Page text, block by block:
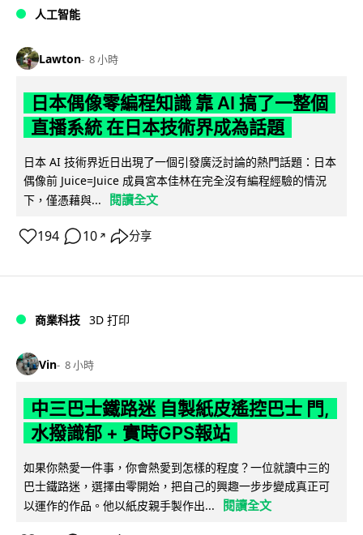
人工智能
Lawton 8 小時
日本偶像零編程知識 靠 AI 搞了一整個
直播系統 在日本技術界成為話題
日本 AI 技術界近日出現了一個引發廣泛討論的熱門話題：日本
偶像前 Juice=Juice 成員宮本佳林在完全沒有編程經驗的情況
下，僅憑藉與...
閱讀全文
194 10 ↗ 分享
商業科技 3D 打印
Vin 8 小時
中三巴士鐵路迷 自製紙皮遙控巴士 門,
水撥識郁 + 實時GPS報站
如果你熱愛一件事，你會熱愛到怎樣的程度？一位就讀中三的
巴士鐵路迷，選擇由零開始，把自己的興趣一步步變成真正可
以運作的作品。他以紙皮親手製作出...
閱讀全文